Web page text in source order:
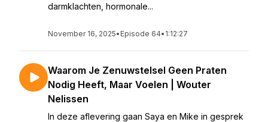
darmklachten, hormonale...
November 16, 2025• Episode 64• 1:12:27
Waarom Je Zenuwstelsel Geen Praten
Nodig Heeft, Maar Voelen | Wouter
Nelissen
In deze aflevering gaan Saya en Mike in gesprek